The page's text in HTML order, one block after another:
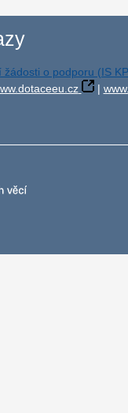
žádosti o podporu (IS
|